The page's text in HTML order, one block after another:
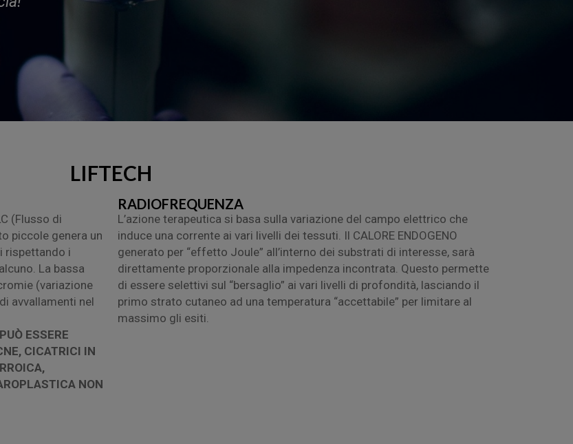
LIFTECH
(Flusso di
piccole genera un
rispettando i
La bassa
(variazione
avvallamenti nel
ESSERE
CICATRICI IN
NON
RADIOFREQUENZA
L’azione terapeutica si basa sulla variazione del campo elettrico che
induce una corrente ai vari livelli dei tessuti. Il CALORE ENDOGENO
generato per “effetto Joule” all’interno dei substrati di interesse, sarà
direttamente proporzionale alla impedenza incontrata. Questo permette
di essere selettivi sul “bersaglio” ai vari livelli di profondità, lasciando il
primo strato cutaneo ad una temperatura “accettabile” per limitare al
massimo gli esiti.